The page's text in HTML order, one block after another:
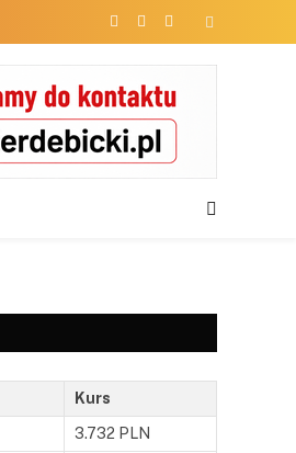
Facebook
X
Instagram
Kurs
3.732 PLN